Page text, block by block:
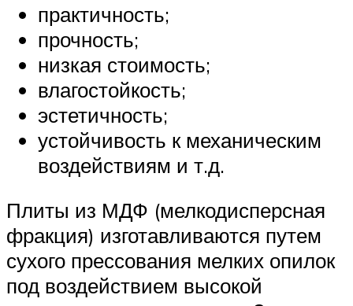
практичность;
прочность;
низкая стоимость;
влагостойкость;
эстетичность;
устойчивость к механическим
воздействиям и т.д.
Плиты из МДФ (мелкодисперсная
фракция) изготавливаются путем
сухого прессования мелких опилок
под воздействием высокой